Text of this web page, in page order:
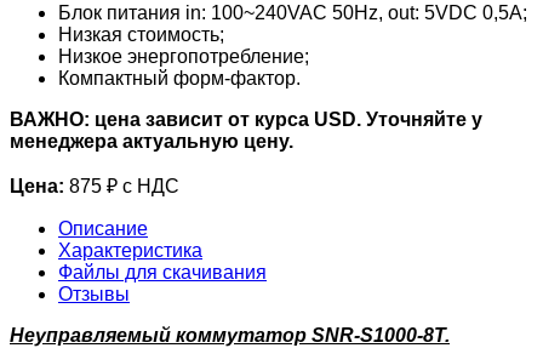
Блок питания in: 100~240VAC 50Hz, out: 5VDC 0,5A;
Низкая стоимость;
Низкое энергопотребление;
Компактный форм-фактор.
ВАЖНО: цена зависит от курса USD. Уточняйте у
менеджера актуальную цену.
Цена: 875 ₽ с НДС
Описание
Характеристика
Файлы для скачивания
Отзывы
Неуправляемый коммутатор SNR-S1000-8T.